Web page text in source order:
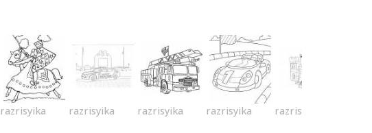
razrisyika razrisyika razrisyika razrisyika razrisyika